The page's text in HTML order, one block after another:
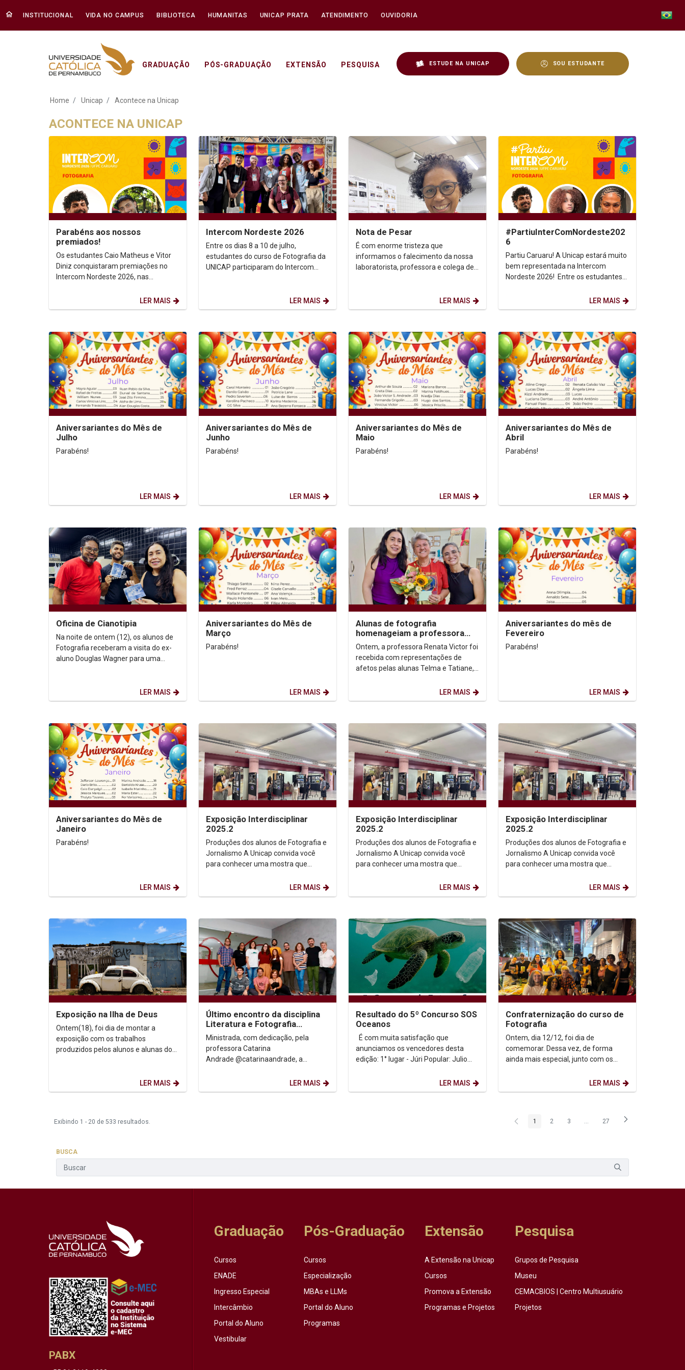
INSTITUCIONAL VIDA NO CAMPUS BIBLIOTECA HUMANITAS UNICAP PRATA ATENDIMENTO OUVIDORIA
GRADUAÇÃO PÓS-GRADUAÇÃO EXTENSÃO PESQUISA ESTUDE NA UNICAP SOU ESTUDANTE
Acontece na Unicap - Unicap
Home Unicap Acontece na Unicap
ACONTECE NA UNICAP
Parabéns aos nossos
premiados!
Os estudantes Caio Matheus e Vitor
Diniz conquistaram premiações no
Intercom Nordeste 2026, nas
fotografia e PT06 – Ensaio...LER MAIS
Intercom Nordeste 2026
Entre os dias 8 a 10 de julho,
estudantes do curso de Fotografia da
UNICAP participaram do Intercom
LER MAIS
Nota de Pesar
É com enorme tristeza que
informamos o falecimento da nossa
laboratorista, professora e colega de
LER MAIS
#PartiuInterComNordeste202
6
Partiu Caruaru! A Unicap estará muito
bem representada na Intercom
Nordeste 2026! Entre os estudantes
LER MAIS
Aniversariantes do Mês de
Julho
Parabéns!
LER MAIS
Aniversariantes do Mês de
Junho
Parabéns!
LER MAIS
Aniversariantes do Mês de
Maio
Parabéns!
LER MAIS
Aniversariantes do Mês de
Abril
Parabéns!
LER MAIS
Oficina de Cianotipia
Na noite de ontem (12), os alunos de
Fotografia receberam a visita do ex-
aluno Douglas Wagner para uma
LER MAIS
Aniversariantes do Mês de
Março
Parabéns!
LER MAIS
Alunas de fotografia
homenageiam a professora
Renata Victor
Ontem, a professora Renata Victor foi
recebida com representações de
afetos pelas alunas Telma e Tatiane,
LER MAIS
Aniversariantes do mês de
Fevereiro
Parabéns!
LER MAIS
Aniversariantes do Mês de
Janeiro
Parabéns!
LER MAIS
Exposição Interdisciplinar
2025.2
Produções dos alunos de Fotografia e
Jornalismo A Unicap convida você
para conhecer uma mostra que
LER MAIS
Exposição Interdisciplinar
2025.2
Produções dos alunos de Fotografia e
Jornalismo A Unicap convida você
para conhecer uma mostra que
LER MAIS
Exposição Interdisciplinar
2025.2
Produções dos alunos de Fotografia e
Jornalismo A Unicap convida você
para conhecer uma mostra que
LER MAIS
Exposição na Ilha de Deus
Ontem(18), foi dia de montar a
exposição com os trabalhos
produzidos pelos alunos e alunas do
LER MAIS
Último encontro da disciplina
Literatura e Fotografia
Audiovisual
Ministrada, com dedicação, pela
professora Catarina
Andrade @catarinaandrade, a
LER MAIS
Resultado do 5º Concurso SOS
Oceanos
anunciamos os vencedores desta
edição: 1° lugar - Júri Popular: Julio
LER MAIS
Confraternização do curso de
Fotografia
Ontem, dia 12/12, foi dia de
comemorar. Dessa vez, de forma
ainda mais especial, junto com os
LER MAIS
Exibindo 1 - 20 de 533 resultados. Página
1 Página
2 Página
3 ...Páginas intermediárias Usar ABA
Página
27
BUSCA
PABX
Graduação
Cursos
ENADE
Ingresso Especial
Intercâmbio
Portal do Aluno
Vestibular
Pós-Graduação
Cursos
Especialização
MBAs e LLMs
Portal do Aluno
Programas
Extensão
A Extensão na Unicap
Cursos
Promova a Extensão
Programas e Projetos
Pesquisa
Grupos de Pesquisa
Museu
CEMACBIOS | Centro Multiusuário
Projetos